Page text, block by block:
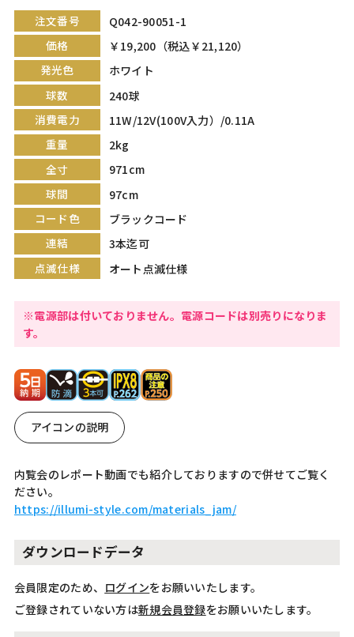
注文番号
Q042-90051-1
価格
￥19,200（税込￥21,120）
発光色
ホワイト
球数
240球
消費電力
11W/12V(100V入力）/0.11A
重量
2kg
全寸
971cm
球間
97cm
コード色
ブラックコード
連結
3本迄可
点滅仕様
オート点滅仕様
※電源部は付いておりません。電源コードは別売りになりま
す。
アイコンの説明
内覧会のレポート動画でも紹介しておりますので併せてご覧く
ださい。
https://illumi-style.com/materials_jam/
ダウンロードデータ
会員限定のため、 ログインをお願いいたします。
ご登録されていない方は新規会員登録をお願いいたします。